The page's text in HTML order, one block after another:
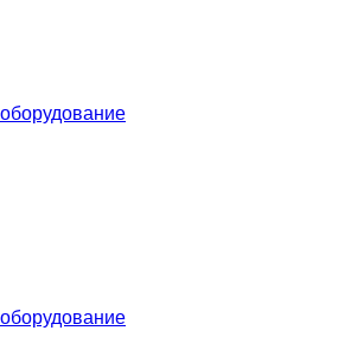
оборудование
оборудование